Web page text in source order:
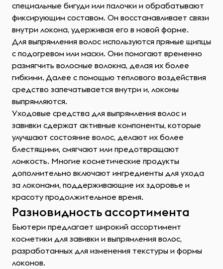
специальные бигуди или палочки и обрабатывают
фиксирующим составом. Он восстанавливает связи
внутри локона, удерживая его в новой форме.
Для выпрямления волос используются прямые щипцы
с подогревом или маски. Они помогают временно
размягчить волосные волокна, делая их более
гибкими. Далее с помощью теплового воздействия
средство запечатывается внутри и, локоны
выпрямляются.
Уходовые средства для выпрямления волос и
завивки сдержат активные компоненты, которые
улучшают состояние волос, делают их более
блестящими, смягчают или предотвращают
ломкость. Многие косметические продукты
дополнительно включают ингредиенты для ухода
за локонами, поддерживающие их здоровье и
красоту продолжительное время.
Разновидность ассортимента
Бьютери предлагает широкий ассортимент
косметики для завивки и выпрямления волос,
разработанных для изменения текстуры и формы
локонов.